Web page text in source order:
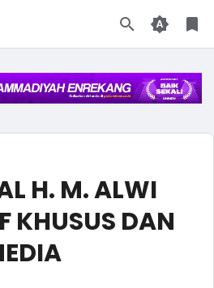
H. M. ALWI
KHUSUS DAN